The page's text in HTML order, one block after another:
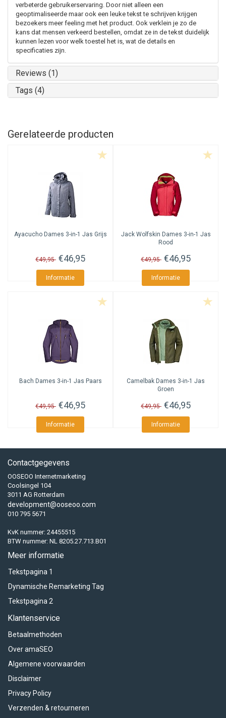
verbeterde gebruikerservaring. Door niet alleen een
geoptimaliseerde maar ook een leuke tekst te schrijven krijgen
bezoekers meer feeling met het product. Ook verklein je zo de
kans dat mensen verkeerd bestellen, omdat ze in de tekst duidelijk
kunnen lezen voor welk toestel het is, wat de details en
specificaties zijn.
Reviews (1)
Tags (4)
Gerelateerde producten
AyacuchoDames 3-in-1 Jas Grijs
€49,95 €46,95
Informatie
Jack Wolfskin Dames 3-in-1 Jas
Rood
€49,95 €46,95
Informatie
Bach Dames 3-in-1 Jas Paars
€49,95 €46,95
Informatie
Camelbak Dames 3-in-1 Jas
Groen
€49,95 €46,95
Informatie
Contactgegevens
OOSEOO Internetmarketing
Coolsingel 104
3011 AG Rotterdam
development@ooseoo.com
010 795 5671
KvK nummer: 24455515
BTW nummer: NL 8205.27.713.B01
Meer informatie
Tekstpagina 1
Dynamische Remarketing Tag
Tekstpagina 2
Klantenservice
Betaalmethoden
Over amaSEO
Algemene voorwaarden
Disclaimer
Privacy Policy
Verzenden & retourneren